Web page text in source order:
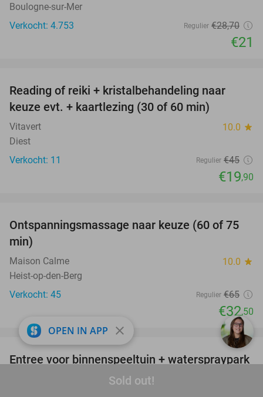
Sold out!
Boulogne-sur-Mer
Verkocht: 4.753
Regulier €28,70
€21
Reading of reiki + kristalbehandeling naar
keuze evt. + kaartlezing (30 of 60 min)
Vitavert 10.0 star
Diest
Verkocht: 11
Regulier €45
€19,90
50%
Ontspanningsmassage naar keuze (60 of 75
min)
Maison Calme 10.0 star
Heist-op-den-Berg
Verkocht: 45
Regulier €65
€32,50
40%
favorite_border
Entree voor binnenspeeltuin + waterspraypark
+ kindergerecht naar keuze
OPEN IN APP close